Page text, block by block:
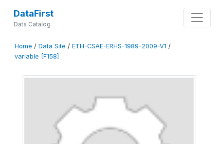
DataFirst
Data Catalog
Home / Data Site / ETH-CSAE-ERHS-1989-2009-V1 /
variable [F158]